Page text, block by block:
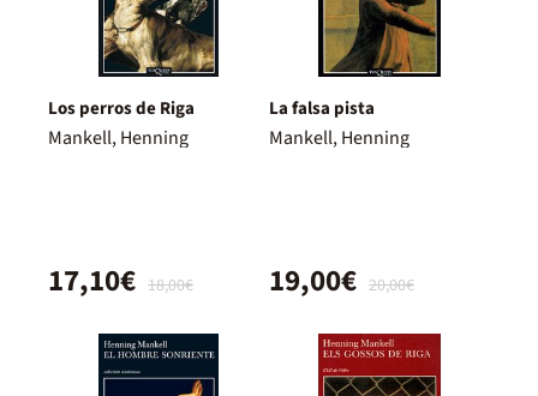
Los perros de Riga
Mankell, Henning
18,00€
17,10€
La falsa pista
Mankell, Henning
20,00€
19,00€